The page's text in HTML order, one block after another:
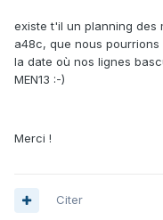
existe t'il un planning des
a48c, que nous
la date où nos lignes
MEN13 :-)
Merci !
Citer